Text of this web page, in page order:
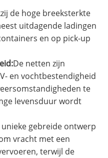
de hoge breeksterkte
uitdagende ladingen
en op pick-up
De netten zijn
en vochtbestendigheid
te
levensduur wordt
gebreide ontwerp
vracht met een
terwijl de